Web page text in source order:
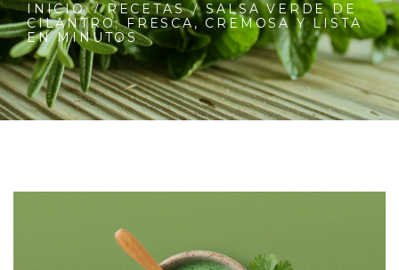
INICIO RECETAS
SALSA VERDE DE
CILANTRO: FRESCA, CREMOSA Y LISTA
EN MINUTOS